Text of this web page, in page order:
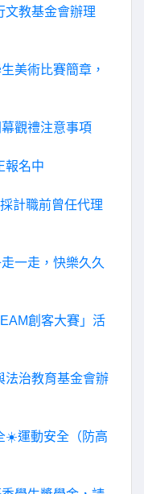
文教基金會辦理
美術比賽簡章，
觀禮注意事項
報名中
計職前曾任代理
一走，快樂久久
創客大賽」活
法治教育基金會辦
☀️運動安全（防高